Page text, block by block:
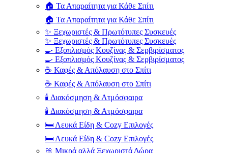
🏠 Τα Απαραίτητα για Κάθε Σπίτι
🏠 Τα Απαραίτητα για Κάθε Σπίτι
✨ Ξεχωριστές & Πρωτότυπες Συσκευές
✨ Ξεχωριστές & Πρωτότυπες Συσκευές
🍳 Εξοπλισμός Κουζίνας & Σερβιρίσματος
🍳 Εξοπλισμός Κουζίνας & Σερβιρίσματος
☕ Καφές & Απόλαυση στο Σπίτι
☕ Καφές & Απόλαυση στο Σπίτι
🕯️ Διακόσμηση & Ατμόσφαιρα
🕯️ Διακόσμηση & Ατμόσφαιρα
🛏️ Λευκά Είδη & Cozy Επιλογές
🛏️ Λευκά Είδη & Cozy Επιλογές
🎀 Μικρά αλλά Ξεχωριστά Δώρα